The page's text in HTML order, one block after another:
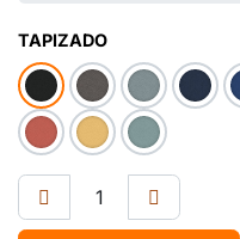
TAPIZADO